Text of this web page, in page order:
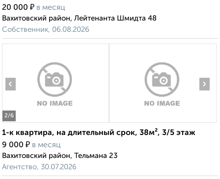
20 000 ₽ в месяц
Вахитовский район, Лейтенанта Шмидта 48
Собственник, 06.08.2026
2/6
‹ ›
1-к квартира, на длительный срок, 38м², 3/5 этаж
9 000 ₽ в месяц
Вахитовский район, Тельмана 23
Агентство, 30.07.2026